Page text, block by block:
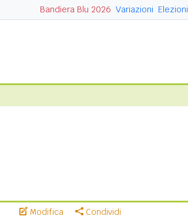
Bandiera Blu 2026 Variazioni Elezioni
Modifica Condividi